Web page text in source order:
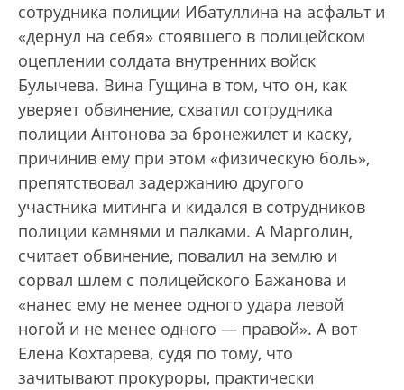
сотрудника полиции Ибатуллина на асфальт и
«дернул на себя» стоявшего в полицейском
оцеплении солдата внутренних войск
Булычева. Вина Гущина в том, что он, как
уверяет обвинение, схватил сотрудника
полиции Антонова за бронежилет и каску,
причинив ему при этом «физическую боль»,
препятствовал задержанию другого
участника митинга и кидался в сотрудников
полиции камнями и палками. А Марголин,
считает обвинение, повалил на землю и
сорвал шлем с полицейского Бажанова и
«нанес ему не менее одного удара левой
ногой и не менее одного — правой». А вот
Елена Кохтарева, судя по тому, что
зачитывают прокуроры, практически